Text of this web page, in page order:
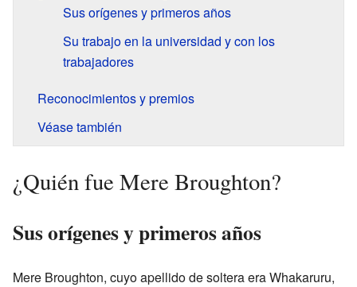
Sus orígenes y primeros años
Su trabajo en la universidad y con los
trabajadores
Reconocimientos y premios
Véase también
¿Quién fue Mere Broughton?
Sus orígenes y primeros años
Mere Broughton, cuyo apellido de soltera era Whakaruru,